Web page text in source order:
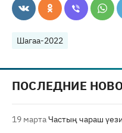
Шагаа-2022
ПОСЛЕДНИЕ
19 мартаЧастың чараш